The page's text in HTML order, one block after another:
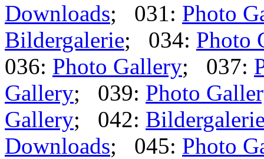
Downloads; 031: Photo
Bildergalerie; 034: Photo
036: Photo Gallery; 037:
Gallery; 039: Photo
Gallery; 042:
Downloads; 045: Photo